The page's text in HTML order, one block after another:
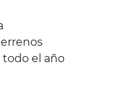
el año